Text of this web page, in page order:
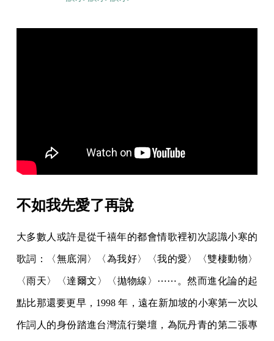
不如我先愛了再說
大多數人或許是從千禧年的都會情歌裡初次認識小寒的
歌詞：〈無底洞〉〈為我好〉〈我的愛〉〈雙棲動物〉
〈雨天〉〈達爾文〉〈拋物線〉⋯⋯。然而進化論的起
點比那還要更早，1998 年，遠在新加坡的小寒第一次以
作詞人的身份踏進台灣流行樂壇，為阮丹青的第二張專